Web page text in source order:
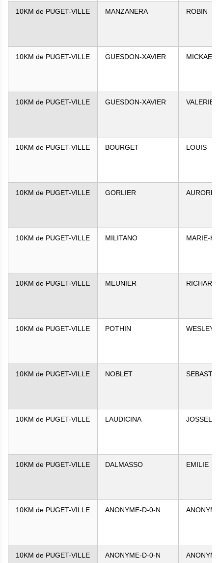
10KM de PUGET-VILLE MANZANERA ROBIN
10KM de PUGET-VILLE GUESDON-XAVIER MICKAEL
10KM de PUGET-VILLE GUESDON-XAVIER VALERIE
10KM de PUGET-VILLE BOURGET LOUIS
10KM de PUGET-VILLE GORLIER AURORE
10KM de PUGET-VILLE MILITANO MARIE-
10KM de PUGET-VILLE MEUNIER RICHARD
10KM de PUGET-VILLE POTHIN WESLEY
10KM de PUGET-VILLE NOBLET
10KM de PUGET-VILLE LAUDICINA JOSSELIN
10KM de PUGET-VILLE DALMASSO EMILIE
10KM de PUGET-VILLE ANONYME-D-0-N
10KM de PUGET-VILLE ANONYME-D-0-N